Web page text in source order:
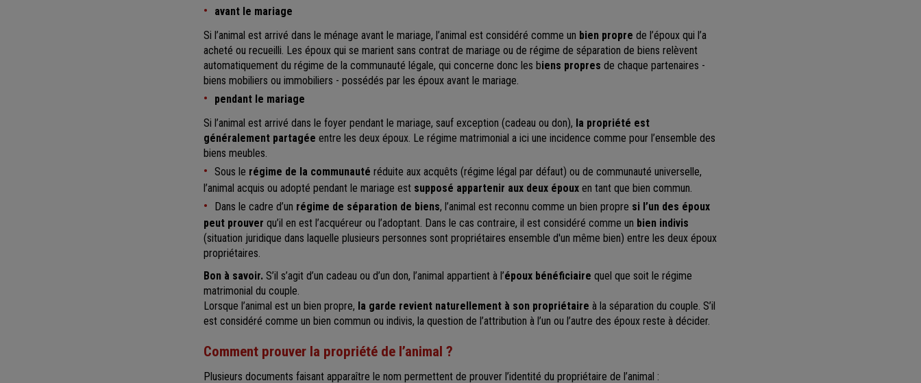
avant le mariage
Si l’animal est arrivé dans le ménage avant le mariage, l’animal est considéré comme un bien propre de l’époux qui l’a
acheté ou recueilli. Les époux qui se marient sans contrat de mariage ou de régime de séparation de biens relèvent
automatiquement du régime de la communauté légale, qui concerne donc les biens propres de chaque partenaires -
biens mobiliers ou immobiliers - possédés par les époux avant le mariage.
pendant le mariage
Si l’animal est arrivé dans le foyer pendant le mariage, sauf exception (cadeau ou don), la propriété est
généralement partagée entre les deux époux. Le régime matrimonial a ici une incidence comme pour l’ensemble des
biens meubles.
Sous le régime de la communauté réduite aux acquêts (régime légal par défaut) ou de communauté universelle,
l’animal acquis ou adopté pendant le mariage est supposé appartenir aux deux époux en tant que bien commun.
Dans le cadre d’un régime de séparation de biens, l’animal est reconnu comme un bien propre si l’un des époux
peut prouver qu’il en est l’acquéreur ou l’adoptant. Dans le cas contraire, il est considéré comme un bien indivis
(situation juridique dans laquelle plusieurs personnes sont propriétaires ensemble d'un même bien) entre les deux époux
propriétaires.
Bon à savoir. S’il s’agit d’un cadeau ou d’un don, l’animal appartient à l’époux bénéficiaire quel que soit le régime
matrimonial du couple.
Lorsque l’animal est un bien propre, la garde revient naturellement à son propriétaire à la séparation du couple. S’il
est considéré comme un bien commun ou indivis, la question de l’attribution à l’un ou l’autre des époux reste à décider.
Comment prouver la propriété de l’animal ?
Plusieurs documents faisant apparaître le nom permettent de prouver l’identité du propriétaire de l’animal :